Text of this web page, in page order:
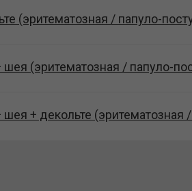
+ декольте (эритематозная
(эритематозная / папуло-
(эритематозная / папуло-